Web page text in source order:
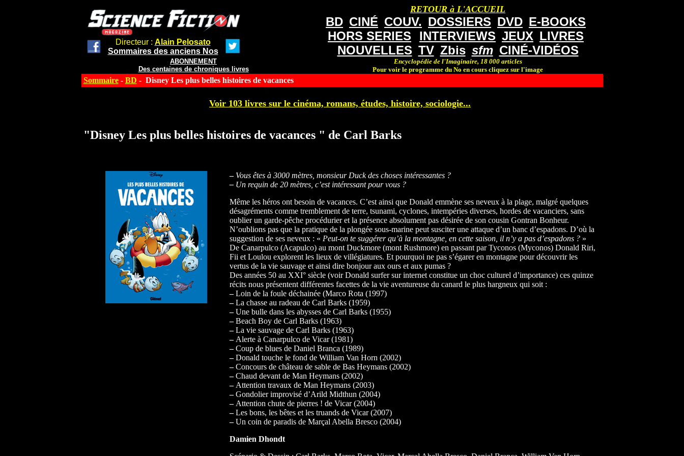
Directeur : Alain Pelosato
Sommaires des anciens Nos
ABONNEMENT
Des centaines de chroniques livres
RETOUR à L'ACCUEIL
BD CINÉ COUV. DOSSIERS DVD E-BOOKS
HORS SERIES
INTERVIEWS JEUX LIVRES
NOUVELLES TV Zbis sfm CINÉ-VIDÉOS
Encyclopédie de l'Imaginaire, 18 000 articles
Pour voir le programme du No en cours cliquez sur l'image
Sommaire- BD - Disney Les plus belles histoires de vacances
Voir 103 livres sur le cinéma, romans, études, histoire, sociologie...
"Disney Les plus belles histoires de vacances " de Carl Barks
– Vous êtes à 3000 mètres, monsieur Duck des choses intéressantes ?
–Un requin de 20 mètres, c’est intéressant pour vous ?
Même les héros ont besoin de vacances. C’est ainsi que Donald emmène ses neveux à la plage, malgré quelques
désagréments comme tremblement de terre, tsunami, cyclones, intempéries diverses, hordes de vacanciers, sans
oublier un garde-pêche procédurier et la présence absolument pas désirée de son cousin Gontran Bonheur.
N’oublions pas que la pratique de la plongée sous-marine peut susciter une attaque d’un banc d’espadons. D’où la
suggestion de ses neveux : « Peut-on te suggérer qu’à la montagne, en cette saison, il n’y a pas d’espadons ?»
De Canarpulco (Acapulco) au mont Duckmore (mont Rushmore) en passant par Tyconos (Myconos) Donald Riri,
Fii et Loulou explorent les lieux de villégiatures. Et pourquoi ne pas s’égarer en montagne pour découvrir les
vertus de la vie sauvage et ainsi dire bonjour aux ours et aux pumas ?
Des années 50 au XXI° siècle (voir Donald surfer sur internet constitue un choc culturel d’importance) ces quinze
récits nous présentent différentes facettes de la vie aventureuse du canard le plus hargneux qui soit :
–Loin de la foule déchainée (Marco Rota (1997)
–La chasse au radeau de Carl Barks (1959)
–Une bulle dans les abysses de Carl Barks (1955)
–Beach Boy de Carl Barks (1963)
–La vie sauvage de Carl Barks (1963)
–Alerte à Canarpulco de Vicar (1981)
–Coup de blues de Daniel Branca (1989)
–Donald touche le fond de William Van Horn (2002)
–Concours de château de sable de Bas Heymans (2002)
–Chaud devant de Man Heymans (2002)
–Attention travaux de Man Heymans (2003)
–Gondolier improvisé d’Arild Midthun (2004)
–Attention chute de pierres ! de Vicar (2004)
–Les bons, les bêtes et les truands de Vicar (2007)
–Un coin de paradis de Marçal Abella Bresco (2004)
Damien Dhondt